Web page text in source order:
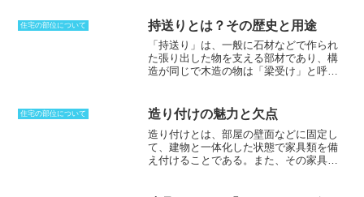
や転落の危険性も高まってしまうことが
原因です。踏面寸法を計算する場合に
は、踏板の有効奥行き寸法から蹴込み寸
法を減じることで求めることもできま
す。最近は工場で生産されることが多く
るため、両方の窓を動かせる引き違い窓
と比べると、通風量や室温調節などの機
能面がやや劣ってしまいます。両片引き
窓では、両側を全開にすると窓二面分の
開口を確保できるため、片引き窓の欠点
住宅の部位について 持送りとは？その歴史と用途
「持送り」は、一般に石材などで作られ
た張り出した物を支える部材であり、構
造が同じで木造の物は「梁受け」と呼び
梁、庇などを受け、構造的な役目だけで
なく、演出としての装飾された物が良く
用いられ、はね出しとも呼ばれていま
す。この構造は新石器時代から使われて
おり、中世やスコットランドのゴシッ
住宅の部位について 造り付けの魅力と欠点
造り付けとは、部屋の壁面などに固定し
て、建物と一体化した状態で家具類を備
え付けることである 。また、その家具そ